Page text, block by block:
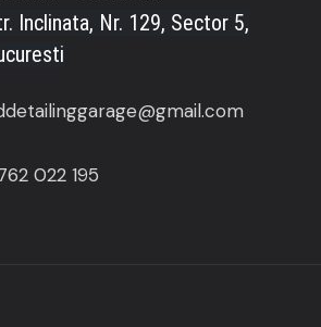
Inclinata, Nr. 129, Sector 5,
022 195